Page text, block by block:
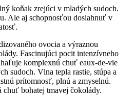
koňak zrejúci v mladých sudoch.
Ale aj schopnosťou dosiahnuť v
ovocia a výraznou
Fascinujúci pocit intenzívneho
komplexnú chuť eaux-de-vie
sudoch. Vlna tepla rastie, stúpa a
prítomnosť, plnú a zmyselnú.
chuť bohatej tmavej čokolády.